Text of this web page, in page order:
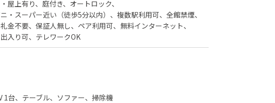
屋上有り
庭付き
オートロック
・スーパー近い（徒歩5分以内）
複数駅利用可
全館禁煙
金不要
保証人無し ペア利用可
無料インターネット
入り可
テレワークOK
1台、テーブル、ソファー、掃除機